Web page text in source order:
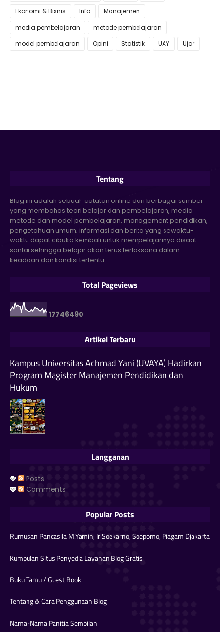
Ekonomi & Bisnis
Info
Manajemen
media pembelajaran
metode pembelajaran
model pembelajaran
Opini Statistik UAY Ujar
Tentang
Blog ini adalah sebuah catatan online dari berbagai sumber
yang membahas teori belajar dan pembelajaran, media,
metode dan model pembelajaran, management pendidikan,
pengetahuan umum, informasi dan berita yang sewaktu-
waktu dapat dibuka kembali untuk mempelajarinya disaat
santai sehingga belajar akan terus terlaksana dalam
keadaan dan kondisi tertentu.
Total Pageviews
17746490
Artikel Terbaru
Kampus Universitas Achmad Yani (UVAYA) Hadirkan
Program Magister Manajemen Pendidikan dan
Hukum
Langganan
Posts
Comments
Popular Posts
Rumusan Pancasila M.Yamin, Ir Soekarno, Soepomo, Piagam Djakarta
Kumpulan Situs Penyedia Layanan Blog Gratis
Buku Tamu / Guest Book
Tentang & Cara Penggunaan Blog
Nama-Nama Panitia Sembilan